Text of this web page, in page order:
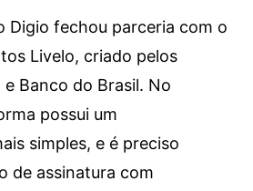
Digio fechou parceria com o
Livelo, criado pelos
Banco do Brasil. No
possui um
simples, e é preciso
de assinatura com